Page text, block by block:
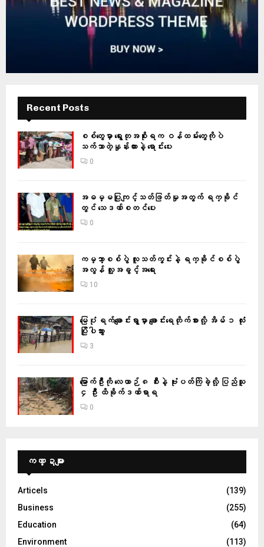
Recent Posts
စစ်တွေမှာ ရွေးတုအစိုးရက ဝန်ထမ်းတွေကိုပဲ
သက်သာတဲ့နှုန်းထားနဲ့ ရောင်းပေး
0
အဓမ္မပြုကျင့်သတ်ဖြတ်မှုအတွက် ရက္ခိုင်
တွင် သေဒဏ်စတင်ပေး
0
ကမ္ဘာ့စစ်ပွဲ လူသတ်ကွင်းနဲ့ ရက္ခိုင်စစ်ပွဲ
အလွန် လူ့အခွင့်အရေး
10
မြေပုံ ရက်ချောင်းရွာမှာ ချောင်းရေတိုက်စားလို့ အိမ် ၁ လုံး
ပြိုပါသွား
3
မြောက်ဦးကို လေယာဉ် ၈ စီးနဲ့ ဗုံးပတ်ကြဲခဲ့လို့ ပြည်သူ
၄ ဦး ထိခိုက်ဒဏ်ရာရ
0
ကဏ္ဍများ
Articels
(139)
Business
(255)
Education
(64)
Environment
(113)